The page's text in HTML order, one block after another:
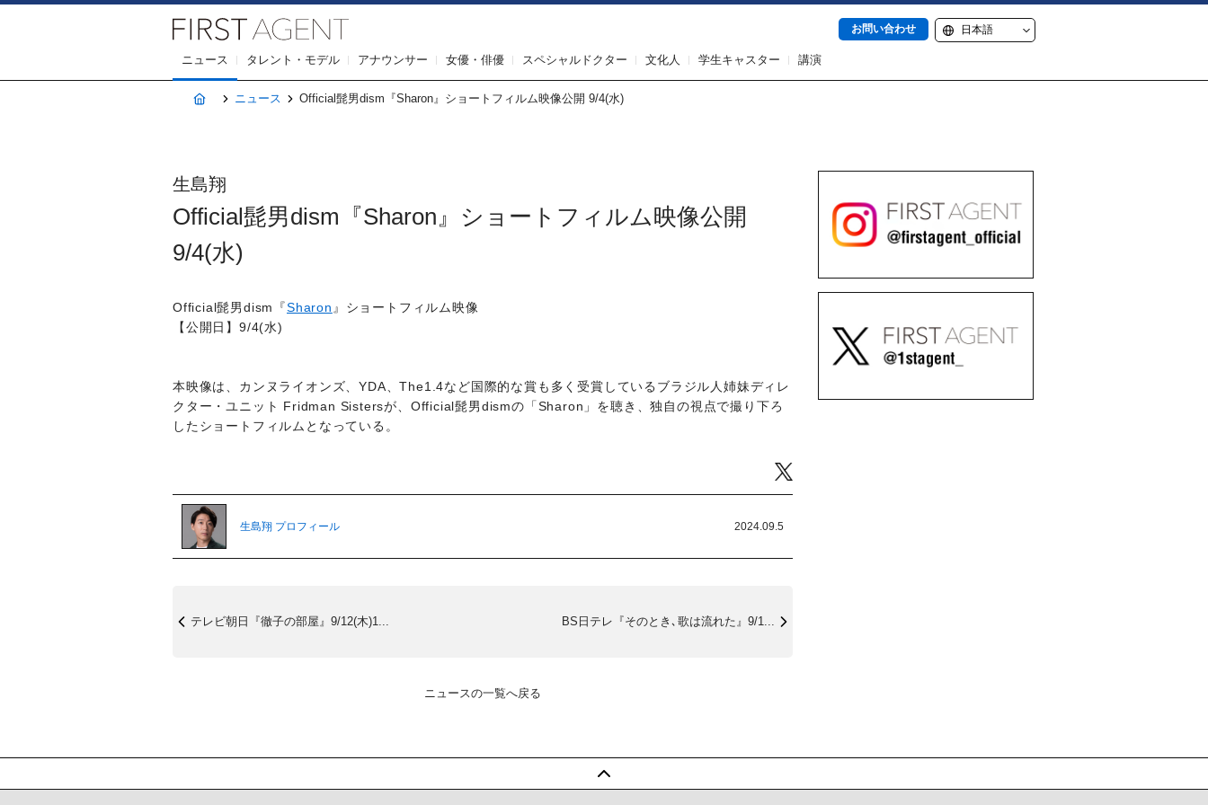
お問い合わせ
ニュース タレント・モデル アナウンサー 女優・俳優 スペシャルドクター 文化人 学生キャスター 講演
ホームニュース Official髭男dism『Sharon』ショートフィルム映像公開 9/4(水)
生島翔
Official髭男dism『Sharon』ショートフィルム映像公開
9/4(水)
Official髭男dism『Sharon 』ショートフィルム映像
【公開日】9/4(水)
本映像は、カンヌライオンズ、YDA、The1.4など国際的な賞も多く受賞しているブラジル人姉妹ディレ
クター・ユニット Fridman Sistersが、Official髭男dismの「Sharon」を聴き、独自の視点で撮り下ろ
したショートフィルムとなっている。
生島翔 プロフィール 2024.09.5
テレビ朝日『徹子の部屋』9/12(木)1... BS日テレ『そのとき､歌は流れた』9/1...
ニュースの一覧へ戻る